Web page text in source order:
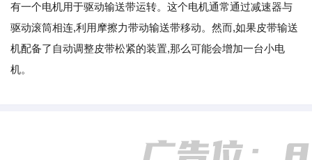
有一个电机用于驱动输送带运转。这个电机通常通过减速器与
驱动滚筒相连,利用摩擦力带动输送带移动。然而,如果皮带输送
机配备了自动调整皮带松紧的装置,那么可能会增加一台小电
机。